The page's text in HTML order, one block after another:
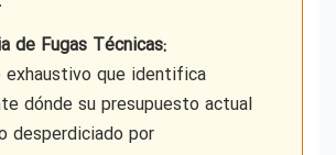
de Fugas Técnicas:
exhaustivo que identifica
dónde su presupuesto actual
desperdiciado por